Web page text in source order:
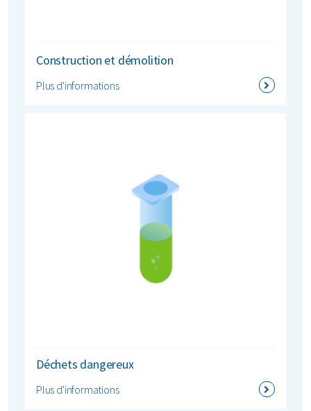
Construction et démolition
Plus d'informations
Déchets dangereux
Plus d'informations